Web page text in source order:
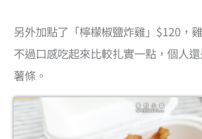
另外加點了「檸檬椒鹽炸雞」$120，
不過口感吃起來比較扎實一點，個人
薯條。